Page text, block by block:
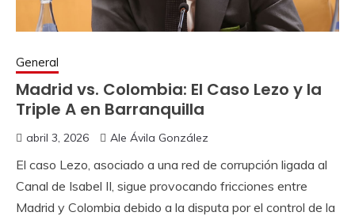
General
Madrid vs. Colombia: El Caso Lezo y la
Triple A en Barranquilla
abril 3, 2026 Ale Ávila González
El caso Lezo, asociado a una red de corrupción ligada al
Canal de Isabel II, sigue provocando fricciones entre
Madrid y Colombia debido a la disputa por el control de la